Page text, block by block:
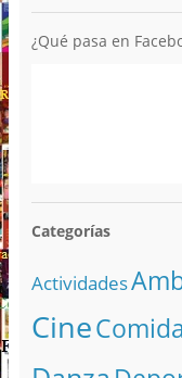
¿Qué pasa en
Categorías
Actividades
CineComida